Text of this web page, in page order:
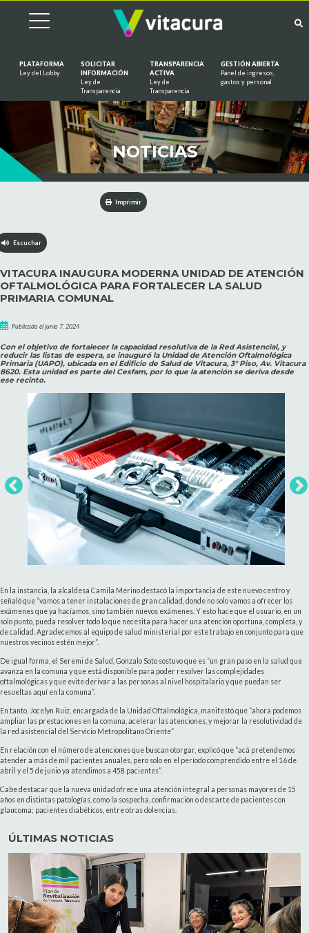
PLATAFORMA
Ley del Lobby
SOLICITAR
INFORMACIÓN
Ley de
Transparencia
TRANSPARENCIA
ACTIVA
Ley de
Transparencia
GESTIÓN ABIERTA
Panel de ingresos,
gastos y personal
NOTICIAS
Imprimir
Escuchar
VITACURA INAUGURA MODERNA UNIDAD DE ATENCIÓN
OFTALMOLÓGICA PARA FORTALECER LA SALUD
PRIMARIA COMUNAL
Publicado el junio 7, 2024
Con el objetivo de fortalecer la capacidad resolutiva de la Red Asistencial, y
reducir las listas de espera, se inauguró la Unidad de Atención Oftalmológica
Primaria (UAPO), ubicada en el Edificio de Salud de Vitacura, 3° Piso, Av. Vitacura
8620. Esta unidad es parte del Cesfam, por lo que la atención se deriva desde
ese recinto.
En la instancia, la alcaldesa Camila Merino destacó la importancia de este nuevo centro y
señaló que “vamos a tener instalaciones de gran calidad, donde no solo vamos a ofrecer los
exámenes que ya hacíamos, sino también nuevos exámenes. Y esto hace que el usuario, en un
solo punto, pueda resolver todo lo que necesita para hacer una atención oportuna, completa, y
de calidad. Agradecemos al equipo de salud ministerial por este trabajo en conjunto para que
nuestros vecinos estén mejor”.
De igual forma, el Seremi de Salud, Gonzalo Soto sostuvo que es “un gran paso en la salud que
avanza en la comuna y que está disponible para poder resolver las complejidades
oftalmológicas y que evite derivar a las personas al nivel hospitalario y que puedan ser
resueltas aquí en la comuna”.
En tanto, Jocelyn Ruiz, encargada de la Unidad Oftalmológica, manifestó que “ahora podemos
ampliar las prestaciones en la comuna, acelerar las atenciones, y mejorar la resolutividad de
la red asistencial del Servicio Metropolitano Oriente”
En relación con el número de atenciones que buscan otorgar, explicó que “acá pretendemos
atender a más de mil pacientes anuales, pero solo en el período comprendido entre el 16 de
abril y el 5 de junio ya atendimos a 458 pacientes”.
Cabe destacar que la nueva unidad ofrece una atención integral a personas mayores de 15
años en distintas patologías, como la sospecha, confirmación o descarte de pacientes con
glaucoma; pacientes diabéticos, entre otras dolencias.
ÚLTIMAS NOTICIAS